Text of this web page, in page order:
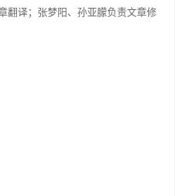
翻译；张梦阳、孙亚朦负责文章修